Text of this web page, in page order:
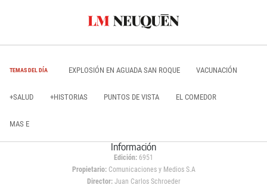
TEMAS DEL DÍA EXPLOSIÓN EN AGUADA SAN ROQUE VACUNACIÓN
+SALUD +HISTORIAS PUNTOS DE VISTA EL COMEDOR
MAS E
Información
Edición: 6951
Propietario:Comunicaciones y Medios S.A
Director: Juan Carlos Schroeder